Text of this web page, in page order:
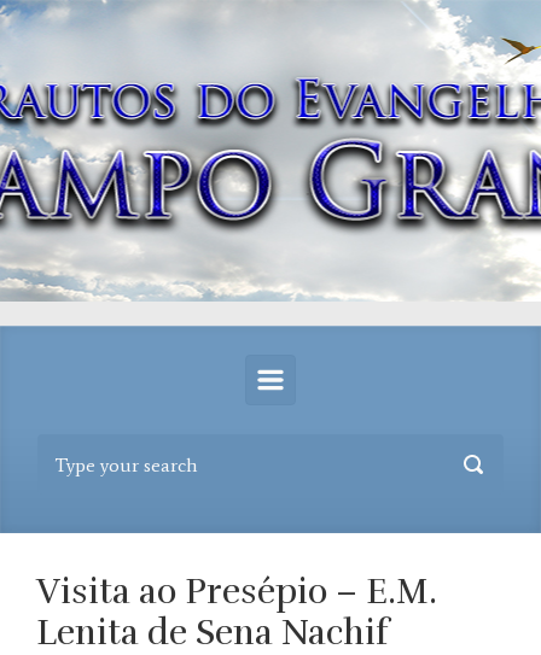
Skip to main content
Visita ao Presépio – E.M.
Lenita de Sena Nachif